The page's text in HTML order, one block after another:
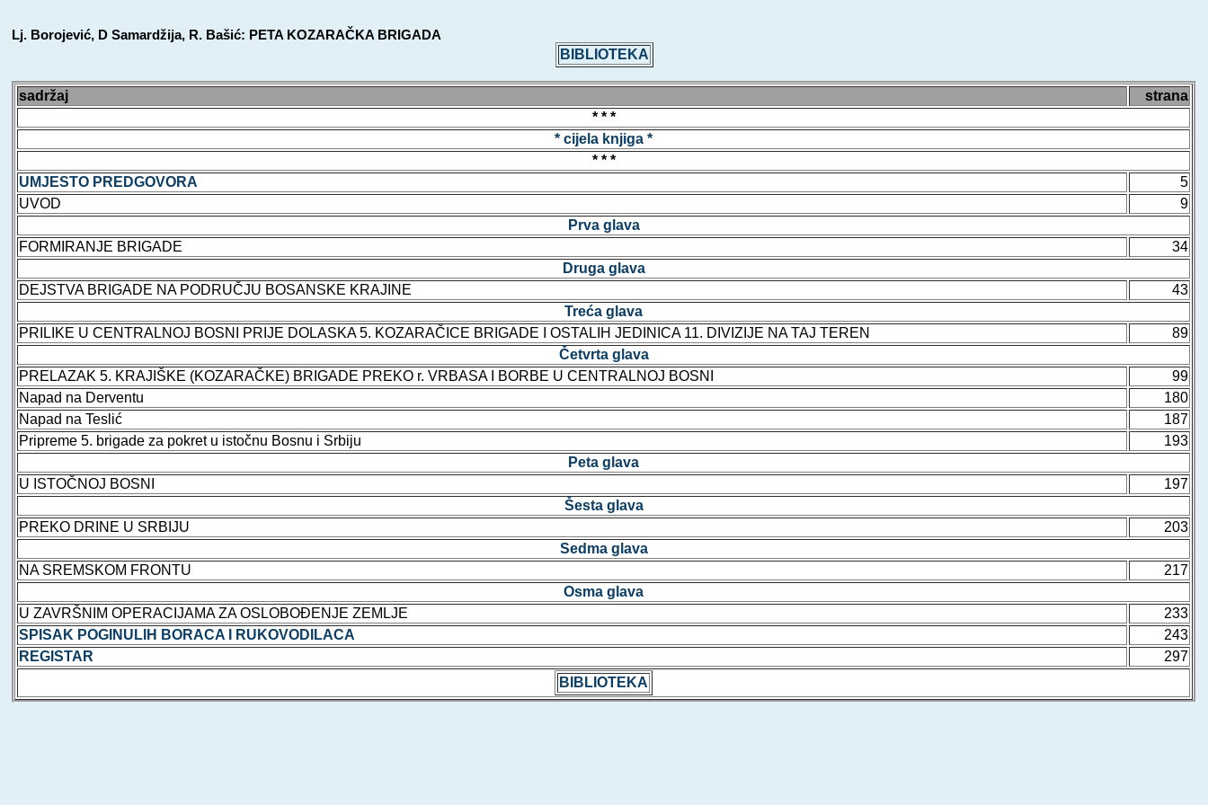
Lj. Borojević, D Samardžija, R. Bašić: PETA KOZARAČKA BRIGADA
BIBLIOTEKA
sadržaj
strana
* * *
* cijela knjiga *
* * *
UMJESTO PREDGOVORA
5
UVOD
9
Prva glava
FORMIRANJE BRIGADE
34
Druga glava
DEJSTVA BRIGADE NA PODRUČJU BOSANSKE KRAJINE
43
Treća glava
PRILIKE U CENTRALNOJ BOSNI PRIJE DOLASKA 5. KOZARAČICE BRIGADE I OSTALIH JEDINICA 11. DIVIZIJE NA TAJ TEREN
89
Četvrta glava
PRELAZAK 5. KRAJIŠKE (KOZARAČKE) BRIGADE PRE­KO r. VRBASA I BORBE U CENTRALNOJ BOSNI
99
Napad na Derventu
180
Napad na Teslić
187
Pripreme 5. brigade za pokret u istočnu Bosnu i Srbiju
193
Peta glava
U ISTOČNOJ BOSNI
197
Šesta glava
PREKO DRINE U SRBIJU
203
Sedma glava
NA SREMSKOM FRONTU
217
Osma glava
U ZAVRŠNIM OPERACIJAMA ZA OSLOBOĐENJE ZEMLJE
233
SPISAK POGINULIH BORACA I RUKOVODILACA
243
REGISTAR
297
BIBLIOTEKA